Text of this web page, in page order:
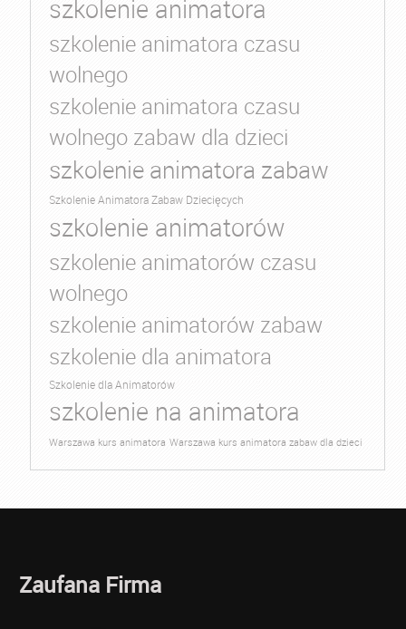
szkolenie animatora
szkolenie animatora czasu
wolnego
szkolenie animatora czasu
wolnego zabaw dla dzieci
szkolenie animatora zabaw
Szkolenie Animatora Zabaw Dziecięcych
szkolenie animatorów
szkolenie animatorów czasu
wolnego
szkolenie animatorów zabaw
szkolenie dla animatora
Szkolenie dla Animatorów
szkolenie na animatora
Warszawa kurs animatora Warszawa kurs animatora zabaw dla dzieci
Zaufana Firma